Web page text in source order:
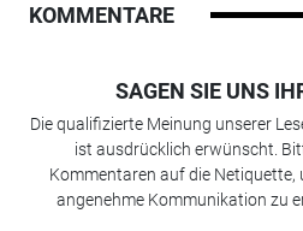
KOMMENTARE
SAGEN SIE UNS
Die qualifizierte Meinung unserer
ist ausdrücklich erwünscht.
Kommentaren auf die Netiquette,
angenehme Kommunikation zu